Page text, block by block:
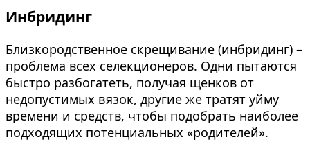
Инбридинг
Близкородственное скрещивание (инбридинг) –
проблема всех селекционеров. Одни пытаются
быстро разбогатеть, получая щенков от
недопустимых вязок, другие же тратят уйму
времени и средств, чтобы подобрать наиболее
подходящих потенциальных «родителей».